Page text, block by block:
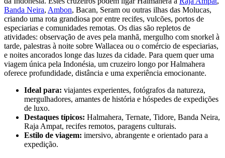
Banda Neira, Ambon, Bacan, Seram ou outras ilhas das Molucas,
criando uma rota grandiosa por entre recifes, vulcões, portos de
especiarias e comunidades remotas. Os dias são repletos de
atividades: observação de aves pela manhã, mergulho com snorkel à
tarde, palestras à noite sobre Wallacea ou o comércio de especiarias,
e noites ancorados longe das luzes da cidade. Para quem quer uma
viagem única pela Indonésia, um cruzeiro longo por Halmahera
oferece profundidade, distância e uma experiência emocionante.
Ideal para: viajantes experientes, fotógrafos da natureza,
mergulhadores, amantes de história e hóspedes de expedições
de luxo.
Destaques típicos: Halmahera, Ternate, Tidore, Banda Neira,
Raja Ampat, recifes remotos, paragens culturais.
Estilo de viagem: imersivo, abrangente e orientado para a
expedição.